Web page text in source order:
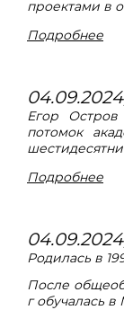
проектами в
Подробнее
Егор
потомок
Подробнее
Родилась в
После
г обучалась